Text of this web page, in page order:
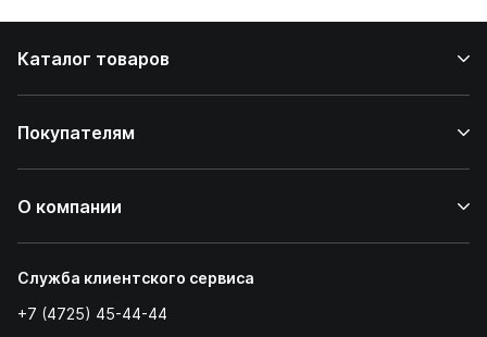
Каталог товаров
Покупателям
О компании
Служба клиентского сервиса
+7 (4725) 45-44-44